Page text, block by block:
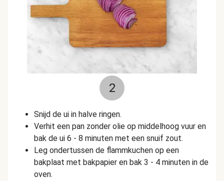
2
Snijd de ui in halve ringen.
Verhit een pan zonder olie op middelhoog vuur en
bak de ui 6 - 8 minuten met een snuif zout.
Leg ondertussen de flammkuchen op een
bakplaat met bakpapier en bak 3 - 4 minuten in de
oven.